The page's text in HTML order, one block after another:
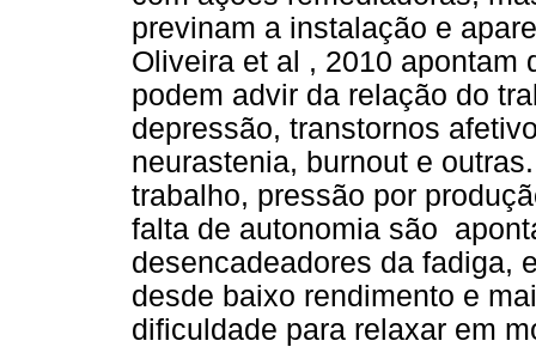
previnam a instalação e
Oliveira et al , 2010 apontam
podem advir da relação do
depressão, transtornos
neurastenia, burnout e
trabalho, pressão por
falta de autonomia são
desencadeadores da fadiga,
desde baixo rendimento e
dificuldade para relaxar em